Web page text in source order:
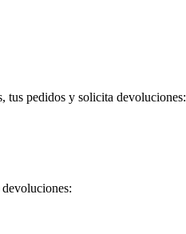
tus pedidos y solicita devoluciones: